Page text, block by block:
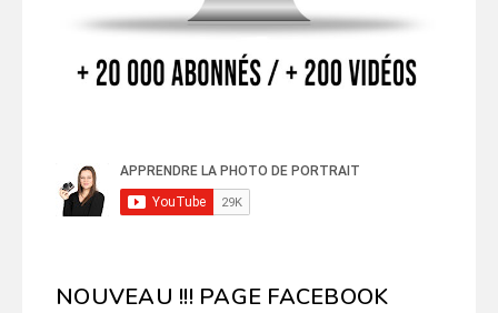
NOUVEAU !!! PAGE FACEBOOK